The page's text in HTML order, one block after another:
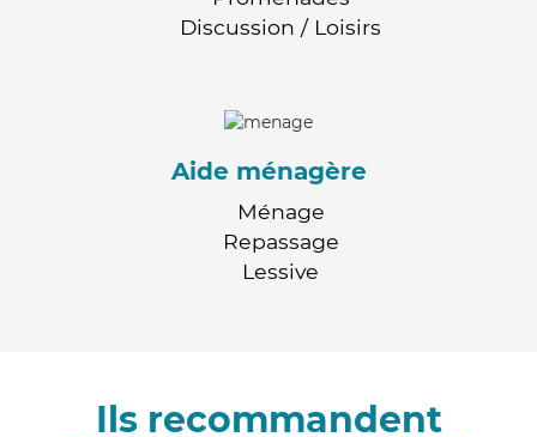
Discussion / Loisirs
Aide ménagère
Ménage
Repassage
Lessive
Ils recommandent